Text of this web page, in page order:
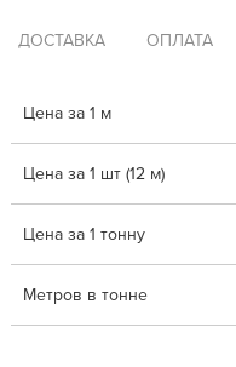
ДОСТАВКА ОПЛАТА
Цена за 1 м
Цена за 1 шт (12 м)
Цена за 1 тонну
Метров в тонне